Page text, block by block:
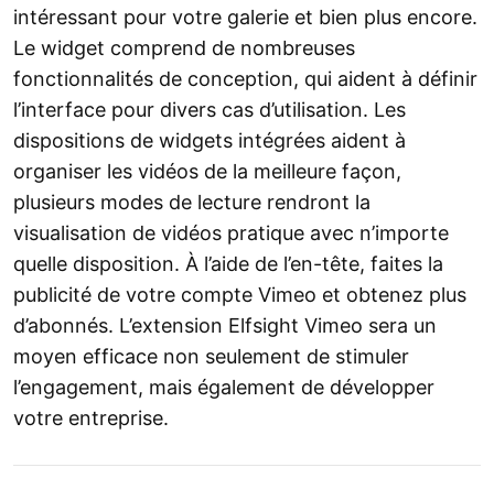
intéressant pour votre galerie et bien plus encore.
Le widget comprend de nombreuses
fonctionnalités de conception, qui aident à définir
l’interface pour divers cas d’utilisation. Les
dispositions de widgets intégrées aident à
organiser les vidéos de la meilleure façon,
plusieurs modes de lecture rendront la
visualisation de vidéos pratique avec n’importe
quelle disposition. À l’aide de l’en-tête, faites la
publicité de votre compte Vimeo et obtenez plus
d’abonnés. L’extension Elfsight Vimeo sera un
moyen efficace non seulement de stimuler
l’engagement, mais également de développer
votre entreprise.